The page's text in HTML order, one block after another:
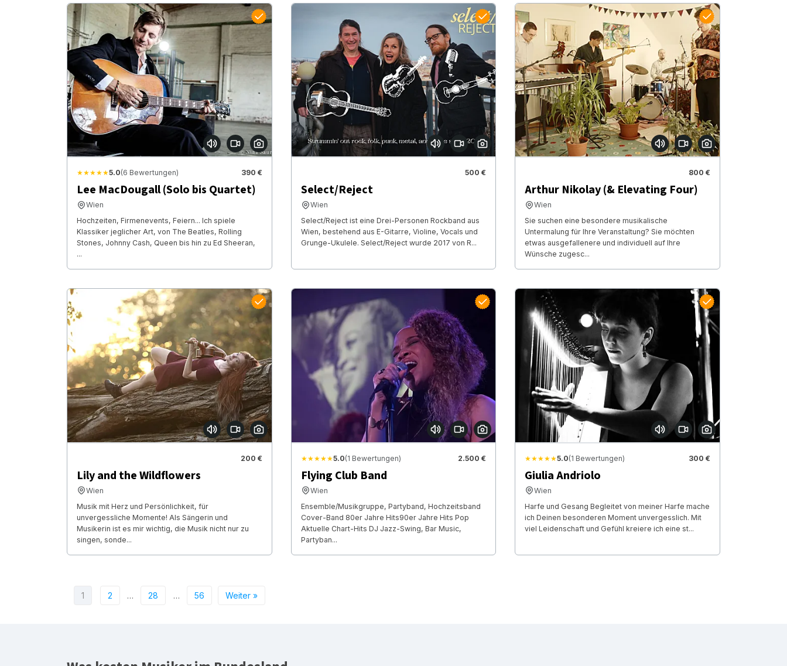
★★★★★5.0(6 Bewertungen) 390 €
Lee MacDougall (Solo bis Quartet)
Wien
Hochzeiten, Firmenevents, Feiern... Ich spiele
Klassiker jeglicher Art, von The Beatles, Rolling
Stones, Johnny Cash, Queen bis hin zu Ed Sheeran,
...
500 €
Select/Reject
Wien
Select/Reject ist eine Drei-Personen Rockband aus
Wien, bestehend aus E-Gitarre, Violine, Vocals und
Grunge-Ukulele. Select/Reject wurde 2017 von R...
800 €
Arthur Nikolay (& Elevating Four)
Wien
Sie suchen eine besondere musikalische
Untermalung für Ihre Veranstaltung? Sie möchten
etwas ausgefallenere und individuell auf Ihre
Wünsche zugesc...
200 €
Lily and the Wildflowers
Wien
Musik mit Herz und Persönlichkeit, für
unvergessliche Momente! Als Sängerin und
Musikerin ist es mir wichtig, die Musik nicht nur zu
singen, sonde...
★★★★★5.0(1 Bewertungen) 2.500 €
Flying Club Band
Wien
Ensemble/Musikgruppe, Partyband, Hochzeitsband
Cover-Band 80er Jahre Hits90er Jahre Hits Pop
Aktuelle Chart-Hits DJ Jazz-Swing, Bar Music,
Partyban...
★★★★★5.0(1 Bewertungen) 300 €
Giulia Andriolo
Wien
Harfe und Gesang Begleitet von meiner Harfe mache
ich Deinen besonderen Moment unvergesslich. Mit
viel Leidenschaft und Gefühl kreiere ich eine st...
1 2 … 28 … 56 Weiter »